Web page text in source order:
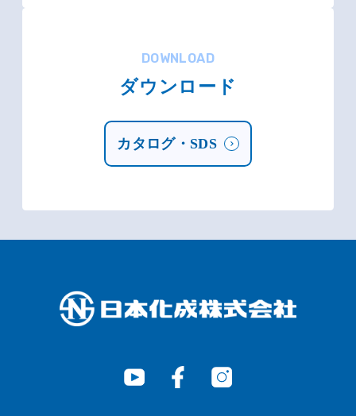
DOWNLOAD
ダウンロード
カタログ・SDS